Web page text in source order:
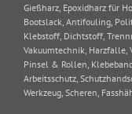
Gießharz Epoxidharz für
Bootslack Antifouling
Klebstoff Dichtstoff
Vakuumtechnik Harzfalle
Pinsel & Rollen
Arbeitsschutz
Werkzeug Scheren